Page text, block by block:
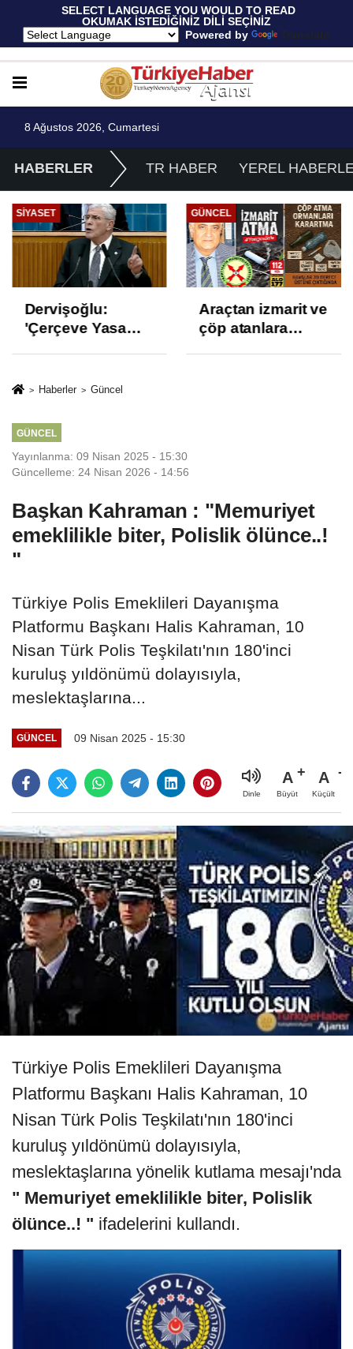
SELECT LANGUAGE YOU WOULD TO READ
OKUMAK İSTEDİĞİNİZ DİLİ SEÇİNİZ
Powered by
Translate
8 Ağustos 2026, Cumartesi
HABERLER TR HABER YEREL
SIYASET
Dervişoğlu:
'Çerçeve Yasa
ve İhanet
GÜNCEL
Araçtan izmarit ve
çöp atanlara
Haberler Güncel
GÜNCEL
Yayınlanma: 09 Nisan 2025 - 15:30
Güncelleme: 24 Nisan 2026 - 14:56
Başkan Kahraman : "Memuriyet
emeklilikle biter, Polislik ölünce..!
"
Türkiye Polis Emeklileri Dayanışma
Platformu Başkanı Halis Kahraman, 10
Nisan Türk Polis Teşkilatı'nın 180'inci
kuruluş yıldönümü dolayısıyla,
meslektaşlarına...
GÜNCEL 09 Nisan 2025 - 15:30
Dinle
A
Büyüt
A
Küçült
Türkiye Polis Emeklileri Dayanışma
Platformu Başkanı Halis Kahraman, 10
Nisan Türk Polis Teşkilatı'nın 180'inci
kuruluş yıldönümü dolayısıyla,
meslektaşlarına yönelik kutlama mesajı'nda
" Memuriyet emeklilikle biter, Polislik
ölünce..! " ifadelerini kullandı.